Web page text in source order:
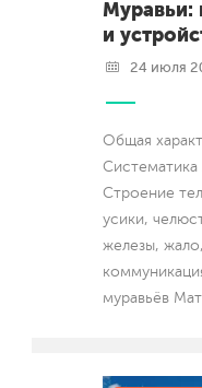
Муравьи:
и
24 июля
Общая
Систематика
Строение
усики,
железы,
муравьёв